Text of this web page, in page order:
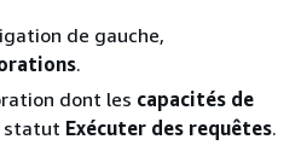
de gauche,
.
dont les capacités de
statut Exécuter des requêtes.